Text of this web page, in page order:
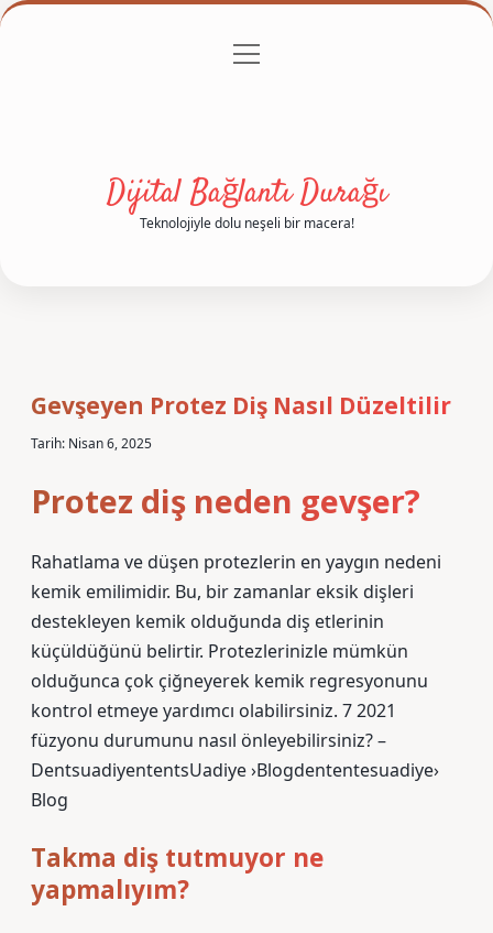
Gizlilik Politikası
menüyü
Dijital Bağlantı Durağı
Teknolojiyle dolu neşeli bir macera!
Gevşeyen Protez Diş Nasıl Düzeltilir
Tarih: Nisan 6, 2025
Protez diş neden gevşer?
Rahatlama ve düşen protezlerin en yaygın nedeni
kemik emilimidir. Bu, bir zamanlar eksik dişleri
destekleyen kemik olduğunda diş etlerinin
küçüldüğünü belirtir. Protezlerinizle mümkün
olduğunca çok çiğneyerek kemik regresyonunu
kontrol etmeye yardımcı olabilirsiniz. 7 2021
füzyonu durumunu nasıl önleyebilirsiniz? –
DentsuadiyententsUadiye ›Blogdententesuadiye›
Blog
Takma diş tutmuyor ne
yapmalıyım?